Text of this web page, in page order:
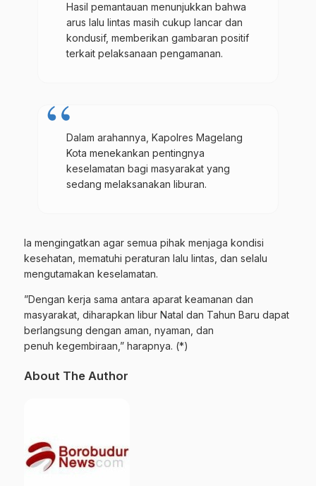
Hasil pemantauan menunjukkan bahwa
arus lalu lintas masih cukup lancar dan
kondusif, memberikan gambaran positif
terkait pelaksanaan pengamanan.
Dalam arahannya, Kapolres Magelang
Kota menekankan pentingnya
keselamatan bagi masyarakat yang
sedang melaksanakan liburan.
Ia mengingatkan agar semua pihak menjaga kondisi
kesehatan, mematuhi peraturan lalu lintas, dan selalu
mengutamakan keselamatan.
”Dengan kerja sama antara aparat keamanan dan
masyarakat, diharapkan libur Natal dan Tahun Baru dapat
berlangsung dengan aman, nyaman, dan
penuh kegembiraan,” harapnya. (*)
About The Author